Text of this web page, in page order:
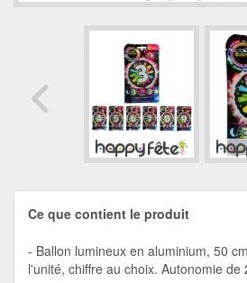
Ce que contient le produit
Ballon lumineux en aluminium, 50
l'unité, chiffre au choix. Autonomie de